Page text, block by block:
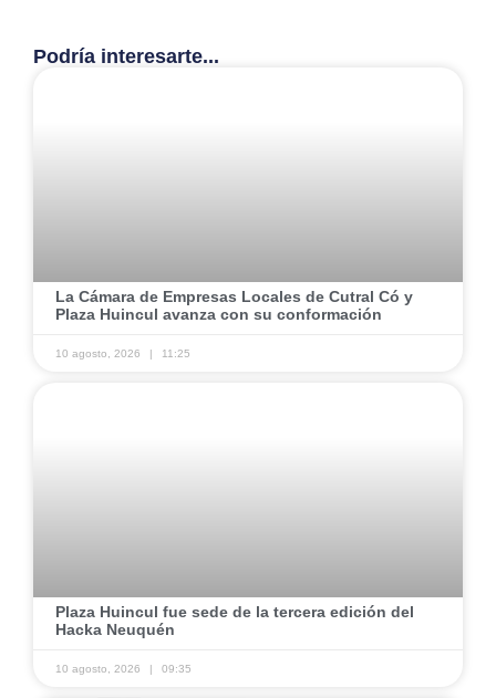
Podría interesarte...
La Cámara de Empresas Locales de Cutral Có y
Plaza Huincul avanza con su conformación
10 agosto, 2026 11:25
Plaza Huincul fue sede de la tercera edición del
Hacka Neuquén
10 agosto, 2026 09:35